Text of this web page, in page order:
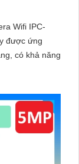
Wifi IPC-
có khả năng